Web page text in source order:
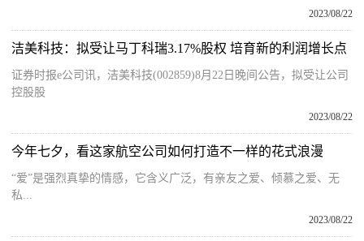
2023/08/22
洁美科技：拟受让马丁科瑞3.17%股权 培育新的利润增长点
证券时报e公司讯，洁美科技(002859)8月22日晚间公告，拟受让公司
控股股
2023/08/22
今年七夕，看这家航空公司如何打造不一样的花式浪漫
“爱”是强烈真挚的情感，它含义广泛，有亲友之爱、倾慕之爱、无
私...
2023/08/22